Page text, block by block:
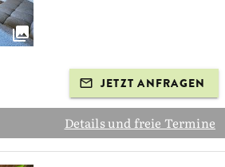
JETZT ANFRAGEN
Details und freie Termine